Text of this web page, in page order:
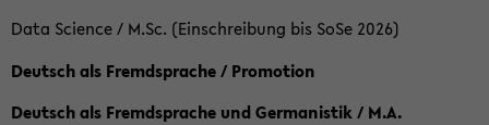
Data Science / M.Sc. (Einschreibung bis SoSe 2026)
Deutsch als Fremdsprache / Promotion
Deutsch als Fremdsprache und Germanistik / M.A.